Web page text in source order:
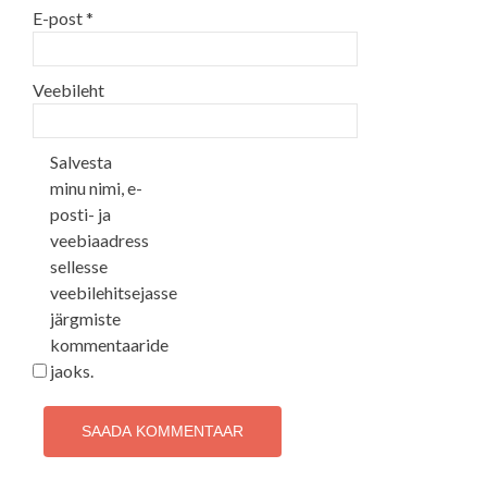
E-post*
Veebileht
Salvesta
minu nimi, e-
posti- ja
veebiaadress
sellesse
veebilehitsejasse
järgmiste
kommentaaride
jaoks.